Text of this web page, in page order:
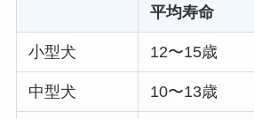
平均寿命
小型犬 12〜15歳
中型犬 10〜13歳